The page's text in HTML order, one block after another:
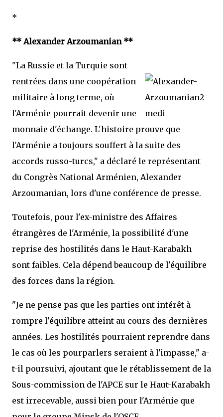
*
** Alexander Arzoumanian **
"La Russie et la Turquie sont
rentrées dans une coopération
militaire à long terme, où
l'Arménie pourrait devenir une
monnaie d'échange. L'histoire prouve que
l'Arménie a toujours souffert à la suite des
accords russo-turcs," a déclaré le représentant
du Congrès National Arménien, Alexander
Arzoumanian, lors d'une conférence de presse.
Toutefois, pour l'ex-ministre des Affaires
étrangères de l'Arménie, la possibilité d'une
reprise des hostilités dans le Haut-Karabakh
sont faibles. Cela dépend beaucoup de l'équilibre
des forces dans la région.
"Je ne pense pas que les parties ont intérêt à
rompre l'équilibre atteint au cours des dernières
années. Les hostilités pourraient reprendre dans
le cas où les pourparlers seraient à l'impasse," a-
t-il poursuivi, ajoutant que le rétablissement de la
Sous-commission de l'APCE sur le Haut-Karabakh
est irrecevable, aussi bien pour l'Arménie que